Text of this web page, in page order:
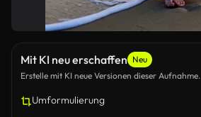
Mit KI neu erschaffen Neu
Erstelle mit KI neue Versionen dieser Aufnahme.
Umformulierung